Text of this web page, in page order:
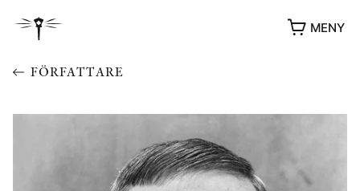
MENY
FÖRFATTARE